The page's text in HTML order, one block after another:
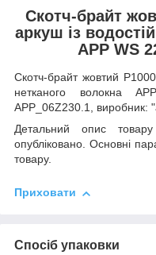
Скотч-брайт
аркуш із
APP WS
Скотч-брайт жовтий
нетканого волокна
APP_06Z230.1, виробник:
Детальний опис
опубліковано. Основні
товару.
Приховати
Спосіб упаковки